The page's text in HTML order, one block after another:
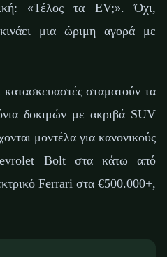
«Τέλος τα EV;». Όχι,
μια ώριμη αγορά με
σταματούν τα
δοκιμών με ακριβά SUV
μοντέλα για κανονικούς
Bolt στα κάτω από
Ferrari στα €500.000+,